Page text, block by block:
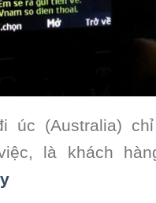
úc (Australia)
là khách